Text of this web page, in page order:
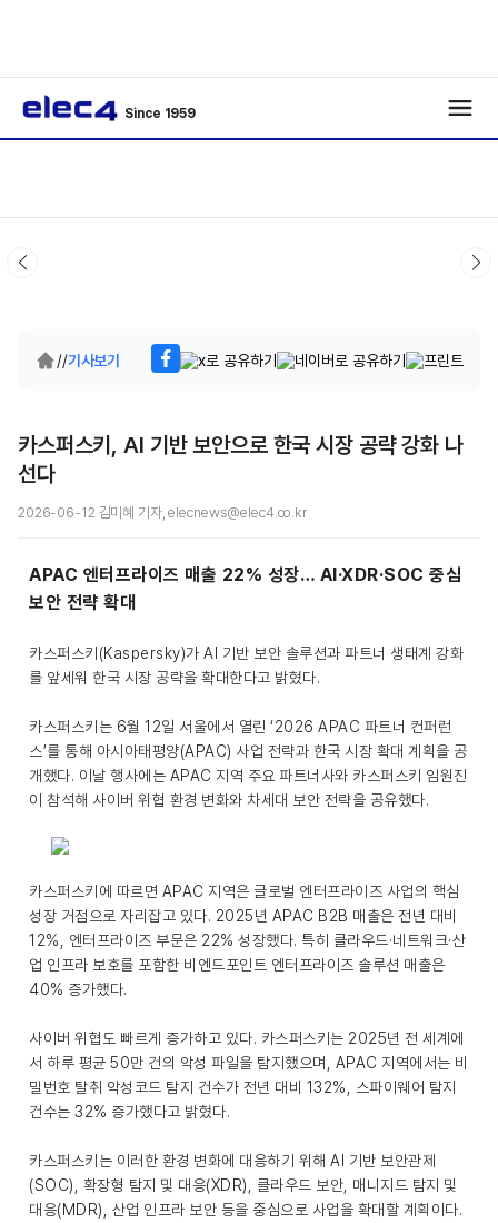
Since 1959
//기사보기
카스퍼스키, AI 기반 보안으로 한국 시장 공략 강화 나
선다
2026-06-12 김미혜 기자, elecnews@elec4.co.kr
APAC 엔터프라이즈 매출 22% 성장… AI·XDR·SOC 중심
보안 전략 확대
카스퍼스키(Kaspersky)가 AI 기반 보안 솔루션과 파트너 생태계 강화
를 앞세워 한국 시장 공략을 확대한다고 밝혔다.
카스퍼스키는 6월 12일 서울에서 열린 ‘2026 APAC 파트너 컨퍼런
스’를 통해 아시아태평양(APAC) 사업 전략과 한국 시장 확대 계획을 공
개했다. 이날 행사에는 APAC 지역 주요 파트너사와 카스퍼스키 임원진
이 참석해 사이버 위협 환경 변화와 차세대 보안 전략을 공유했다.
카스퍼스키에 따르면 APAC 지역은 글로벌 엔터프라이즈 사업의 핵심
성장 거점으로 자리잡고 있다. 2025년 APAC B2B 매출은 전년 대비
12%, 엔터프라이즈 부문은 22% 성장했다. 특히 클라우드·네트워크·산
업 인프라 보호를 포함한 비엔드포인트 엔터프라이즈 솔루션 매출은
40% 증가했다.
사이버 위협도 빠르게 증가하고 있다. 카스퍼스키는 2025년 전 세계에
서 하루 평균 50만 건의 악성 파일을 탐지했으며, APAC 지역에서는 비
밀번호 탈취 악성코드 탐지 건수가 전년 대비 132%, 스파이웨어 탐지
건수는 32% 증가했다고 밝혔다.
카스퍼스키는 이러한 환경 변화에 대응하기 위해 AI 기반 보안관제
(SOC), 확장형 탐지 및 대응(XDR), 클라우드 보안, 매니지드 탐지 및
대응(MDR), 산업 인프라 보안 등을 중심으로 사업을 확대할 계획이다.